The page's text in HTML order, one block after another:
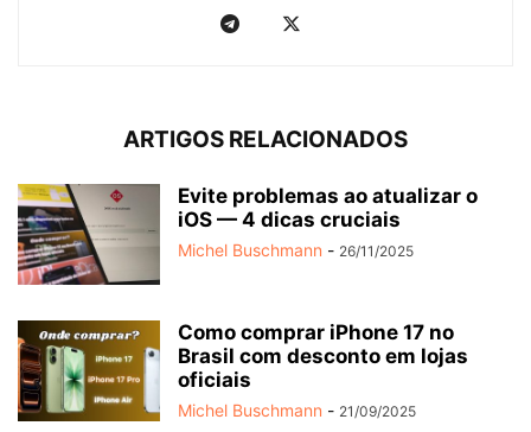
ARTIGOS RELACIONADOS
Evite problemas ao atualizar o
iOS — 4 dicas cruciais
Michel Buschmann - 26/11/2025
Como comprar iPhone 17 no
Brasil com desconto em lojas
oficiais
Michel Buschmann - 21/09/2025